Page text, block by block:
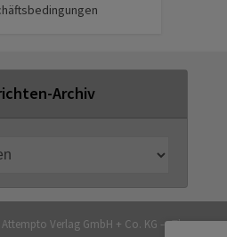
Archiv
Verlag GmbH + Co. KG — Theme